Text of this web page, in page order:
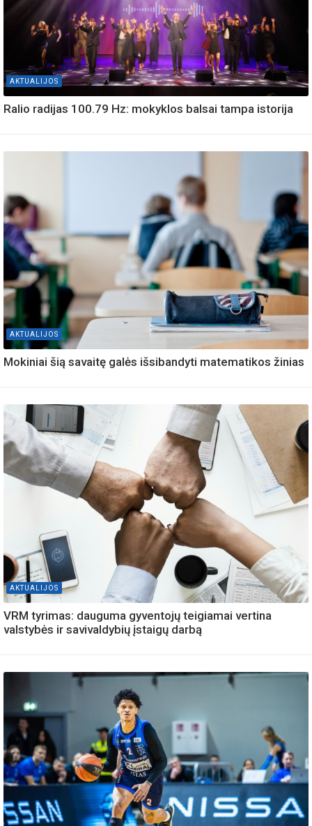
AKTUALIJOS
Ralio radijas 100.79 Hz: mokyklos balsai tampa istorija
AKTUALIJOS
Mokiniai šią savaitę galės išsibandyti matematikos žinias
AKTUALIJOS
VRM tyrimas: dauguma gyventojų teigiamai vertina
valstybės ir savivaldybių įstaigų darbą